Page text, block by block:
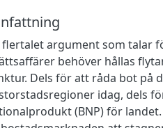
flertalet argument som talar
behöver hållas
Dels för att råda bot på
idag, dels
(BNP) för